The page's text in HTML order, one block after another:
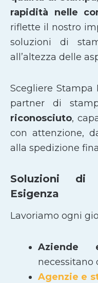
rapidità nelle
riflette il nostro
soluzioni di
all’altezza delle
Scegliere
partner di
riconosciuto,
con attenzione,
alla spedizione
Soluzioni di
Esigenza
Lavoriamo ogni
Aziende
necessitano
Agenzie e